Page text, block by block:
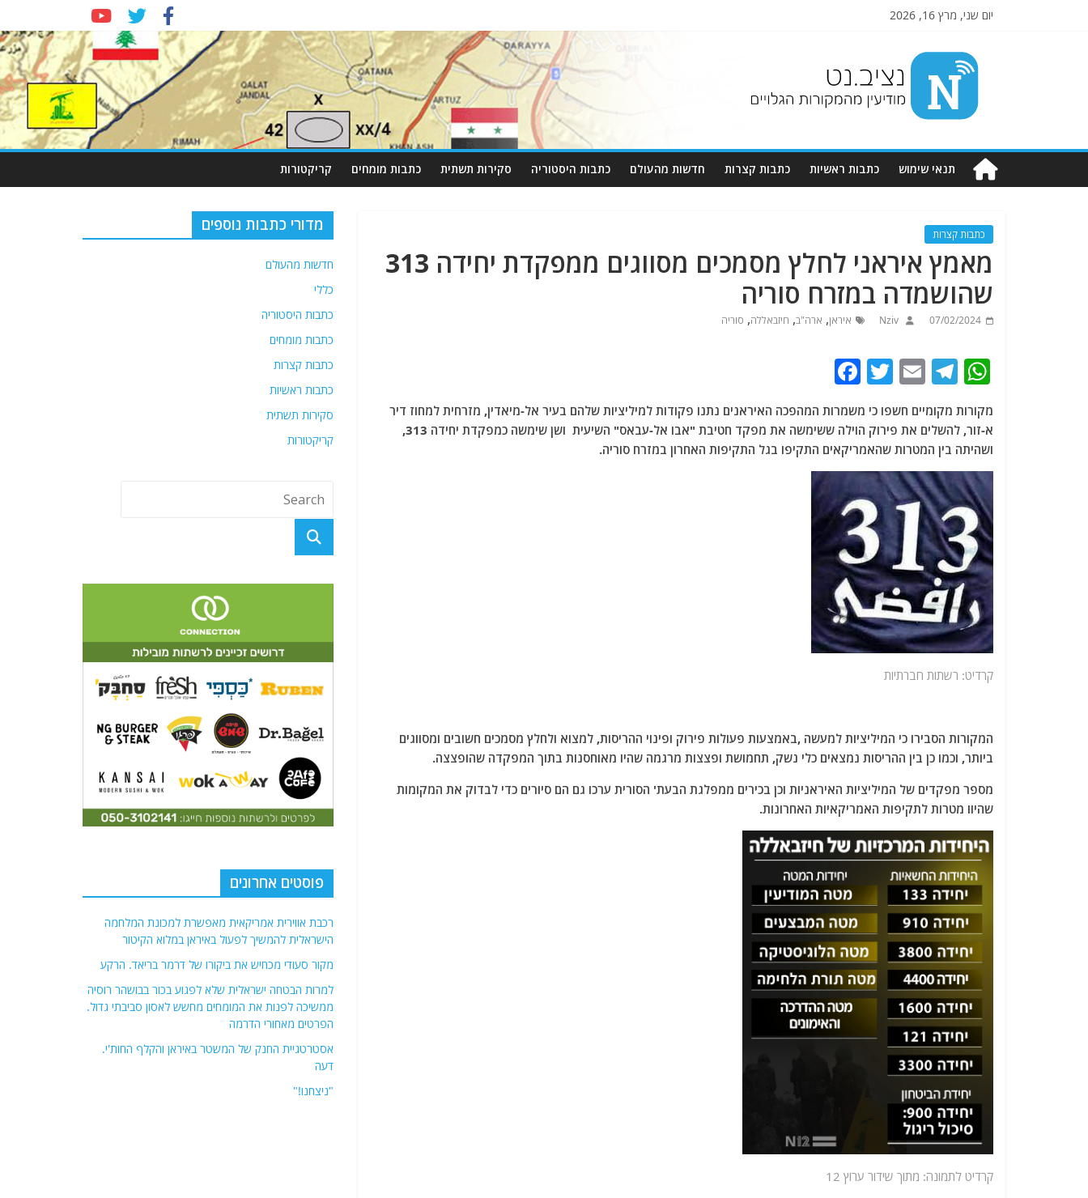
יום שני, מרץ 16, 2026
Nziv.net
מודיעין
מהמקורות
תנאי שימוש כתבות ראשיות כתבות קצרות חדשות מהעולם כתבות היסטוריה סקירות תשתית כתבות מומחים קריקטורות
כתבות קצרות
מאמץ איראני לחלץ מסמכים מסווגים ממפקדת יחידה 313
שהושמדה במזרח סוריה
07/02/2024
Nziv איראן, ארה"ב, חיזבאללה, סוריה
W
at
s
A
p
p
T
e
g
ra
m
E
ai
l
T
itt
er
c
e
b
o
o
k
מקורות מקומיים חשפו כי משמרות המהפכה האיראנים נתנו פקודות למיליציות שלהם בעיר אל-מיאדין, מזרחית למחוז דיר
א-זור, להשלים את פירוק הוילה ששימשה את מפקד חטיבת "אבו אל-עבאס" השיעית ושן שימשה כמפקדת יחידה 313,
ושהיתה בין המטרות שהאמריקאים התקיפו בגל התקיפות האחרון במזרח סוריה.
קרדיט: רשתות חברתיות
המקורות הסבירו כי המיליציות למעשה ,באמצעות פעולות פירוק ופינוי ההריסות, למצוא ולחלץ מסמכים חשובים ומסווגים
ביותר, וכמו כן בין ההריסות נמצאים כלי נשק, תחמושת ופצצות מרגמה שהיו מאוחסנות בתוך המפקדה שהופצצה.
מספר מפקדים של המיליציות האיראניות וכן בכירים ממפלגת הבעת' הסורית ערכו גם הם סיורים כדי לבדוק את המקומות
שהיוו מטרות לתקיפות האמריקאיות האחרונות.
קרדיט לתמונה: מתוך שידור ערוץ 12
מדורי כתבות נוספים
חדשות מהעולם
כללי
כתבות היסטוריה
כתבות מומחים
כתבות קצרות
כתבות ראשיות
סקירות תשתית
קריקטורות
פוסטים אחרונים
רכבת אווירית אמריקאית מאפשרת למכונת המלחמה
הישראלית להמשיך לפעול באיראן במלוא הקיטור
מקור סעודי מכחיש את ביקורו של דרמר בריאד. הרקע
למרות הבטחה ישראלית שלא לפגוע בכור בבושהר רוסיה
ממשיכה לפנות את המומחים מחשש לאסון סביבתי גדול.
הפרטים מאחורי הדרמה
אסטרטגיית החנק של המשטר באיראן והקלף החות'י.